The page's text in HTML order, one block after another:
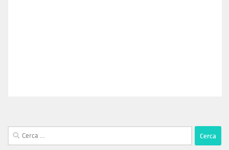
Ricerca
per: